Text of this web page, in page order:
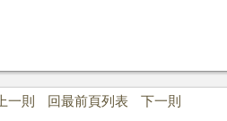
上一則 回最前頁列表 下一則